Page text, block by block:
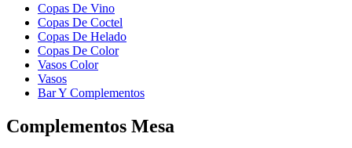
Copas De Vino
Copas De Coctel
Copas De Helado
Copas De Color
Vasos Color
Vasos
Bar Y Complementos
Complementos Mesa